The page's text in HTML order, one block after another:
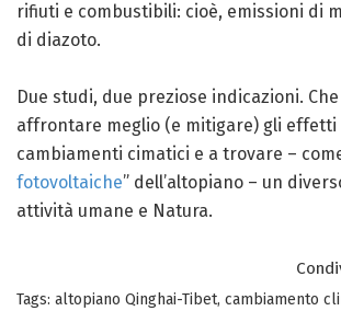
rifiuti e combustibili: cioè, emissioni di
di diazoto.
Due studi, due preziose indicazioni.
affrontare meglio (e mitigare) gli effetti
cambiamenti cimatici e a trovare –
fotovoltaiche” dell’altopiano – un
attività umane e Natura.
Tags: altopiano Qinghai-Tibet, cambiamento